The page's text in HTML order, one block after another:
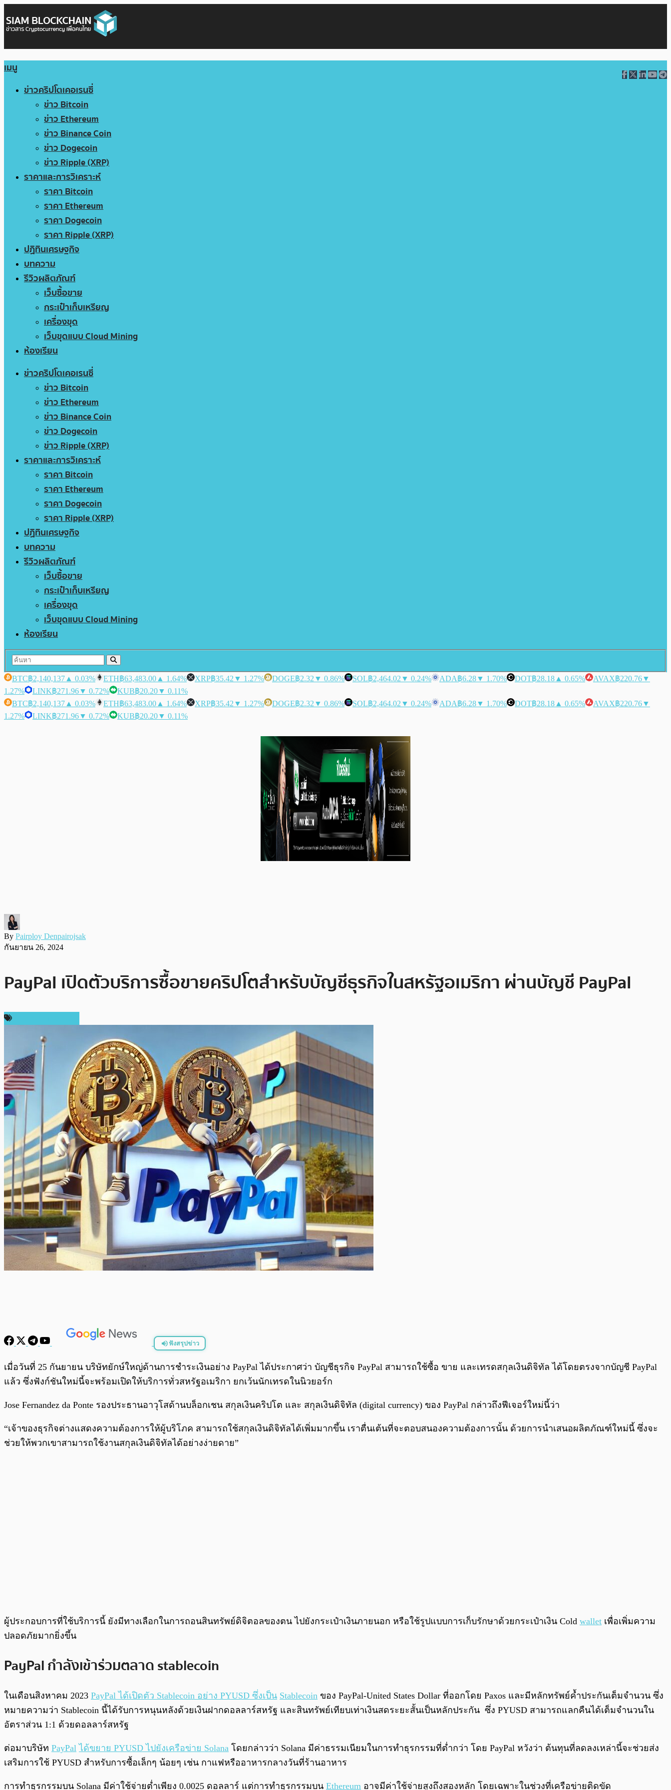
เมนู
ข่าวคริปโตเคอเรนซี่
ข่าว Bitcoin
ข่าว Ethereum
ข่าว Binance Coin
ข่าว Dogecoin
ข่าว Ripple (XRP)
ราคาและการวิเคราะห์
ราคา Bitcoin
ราคา Ethereum
ราคา Dogecoin
ราคา Ripple (XRP)
ปฏิทินเศรษฐกิจ
บทความ
รีวิวผลิตภัณฑ์
เว็บซื้อขาย
กระเป๋าเก็บเหรียญ
เครื่องขุด
เว็บขุดแบบ Cloud Mining
ห้องเรียน
ข่าวคริปโตเคอเรนซี่
ข่าว Bitcoin
ข่าว Ethereum
ข่าว Binance Coin
ข่าว Dogecoin
ข่าว Ripple (XRP)
ราคาและการวิเคราะห์
ราคา Bitcoin
ราคา Ethereum
ราคา Dogecoin
ราคา Ripple (XRP)
ปฏิทินเศรษฐกิจ
บทความ
รีวิวผลิตภัณฑ์
เว็บซื้อขาย
กระเป๋าเก็บเหรียญ
เครื่องขุด
เว็บขุดแบบ Cloud Mining
ห้องเรียน
BTC฿2,140,137 ▲ 0.03% ETH฿63,483.00 ▲ 1.64% XRP฿35.42 ▼ 1.27% DOGE฿2.32 ▼ 0.86% SOL฿2,464.02 ▼ 0.24% ADA฿6.28▼ 1.70% DOT฿28.18 ▲ 0.65% AVAX฿220.76▼
1.27%
LINK฿271.96▼ 0.72% KUB฿20.20▼ 0.11%
BTC฿2,140,137 ▲ 0.03% ETH฿63,483.00 ▲ 1.64% XRP฿35.42 ▼ 1.27% DOGE฿2.32 ▼ 0.86% SOL฿2,464.02 ▼ 0.24% ADA฿6.28▼ 1.70% DOT฿28.18 ▲ 0.65% AVAX฿220.76▼
1.27%
LINK฿271.96▼ 0.72% KUB฿20.20▼ 0.11%
By Pairploy Denpairojsak
กันยายน 26, 2024
PayPal เปิดตัวบริการซื้อขายคริปโตสำหรับบัญชีธุรกิจในสหรัฐอเมริกา ผ่านบัญชี PayPal
ฟังสรุปข่าว
พร้อมเล่น / 0:00
เมื่อวันที่ 25 กันยายน บริษัทยักษ์ใหญ่ด้านการชำระเงินอย่าง PayPal ได้ประกาศว่า บัญชีธุรกิจ PayPal สามารถใช้ซื้อ ขาย และเทรดสกุลเงินดิจิทัล ได้โดยตรงจากบัญชี PayPal
แล้ว ซึ่งฟังก์ชันใหม่นี้จะพร้อมเปิดให้บริการทั่วสหรัฐอเมริกา ยกเว้นนักเทรดในนิวยอร์ก
Jose Fernandez da Ponte รองประธานอาวุโสด้านบล็อกเชน สกุลเงินคริปโต และ สกุลเงินดิจิทัล (digital currency) ของ PayPal กล่าวถึงฟีเจอร์ใหม่นี้ว่า
“เจ้าของธุรกิจต่างแสดงความต้องการให้ผู้บริโภค สามารถใช้สกุลเงินดิจิทัลได้เพิ่มมากขึ้น เราตื่นเต้นที่จะตอบสนองความต้องการนั้น ด้วยการนำเสนอผลิตภัณฑ์ใหม่นี้ ซึ่งจะ
ช่วยให้พวกเขาสามารถใช้งานสกุลเงินดิจิทัลได้อย่างง่ายดาย”
ผู้ประกอบการที่ใช้บริการนี้ ยังมีทางเลือกในการถอนสินทรัพย์ดิจิตอลของตน ไปยังกระเป๋าเงินภายนอก หรือใช้รูปแบบการเก็บรักษาด้วยกระเป๋าเงิน Cold wallet เพื่อเพิ่มความ
ปลอดภัยมากยิ่งขึ้น
PayPal กำลังเข้าร่วมตลาด stablecoin
ในเดือนสิงหาคม 2023 PayPal ได้เปิดตัว Stablecoin อย่าง PYUSD ซึ่งเป็น Stablecoin ของ PayPal-United States Dollar ที่ออกโดย Paxos และมีหลักทรัพย์ค้ำประกันเต็มจำนวน ซึ่ง
หมายความว่า Stablecoin นี้ได้รับการหนุนหลังด้วยเงินฝากดอลลาร์สหรัฐ และสินทรัพย์เทียบเท่าเงินสดระยะสั้นเป็นหลักประกัน ซึ่ง PYUSD สามารถแลกคืนได้เต็มจำนวนใน
อัตราส่วน 1:1 ด้วยดอลลาร์สหรัฐ
ต่อมาบริษัท PayPal ได้ขยาย PYUSD ไปยังเครือข่าย Solana โดยกล่าวว่า Solana มีค่าธรรมเนียมในการทำธุรกรรมที่ต่ำกว่า โดย PayPal หวังว่า ต้นทุนที่ลดลงเหล่านี้จะช่วยส่ง
เสริมการใช้ PYUSD สำหรับการซื้อเล็กๆ น้อยๆ เช่น กาแฟหรืออาหารกลางวันที่ร้านอาหาร
การทำธุรกรรมบน Solana มีค่าใช้จ่ายต่ำเพียง 0.0025 ดอลลาร์ แต่การทำธุรกรรมบน Ethereum อาจมีค่าใช้จ่ายสูงถึงสองหลัก โดยเฉพาะในช่วงที่เครือข่ายติดขัด